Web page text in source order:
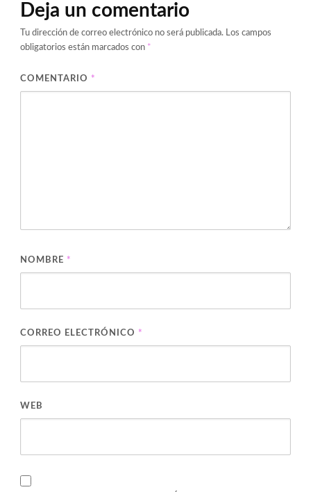
Deja un comentario
Tu dirección de correo electrónico no será publicada. Los campos
obligatorios están marcados con *
COMENTARIO *
NOMBRE *
CORREO ELECTRÓNICO *
WEB